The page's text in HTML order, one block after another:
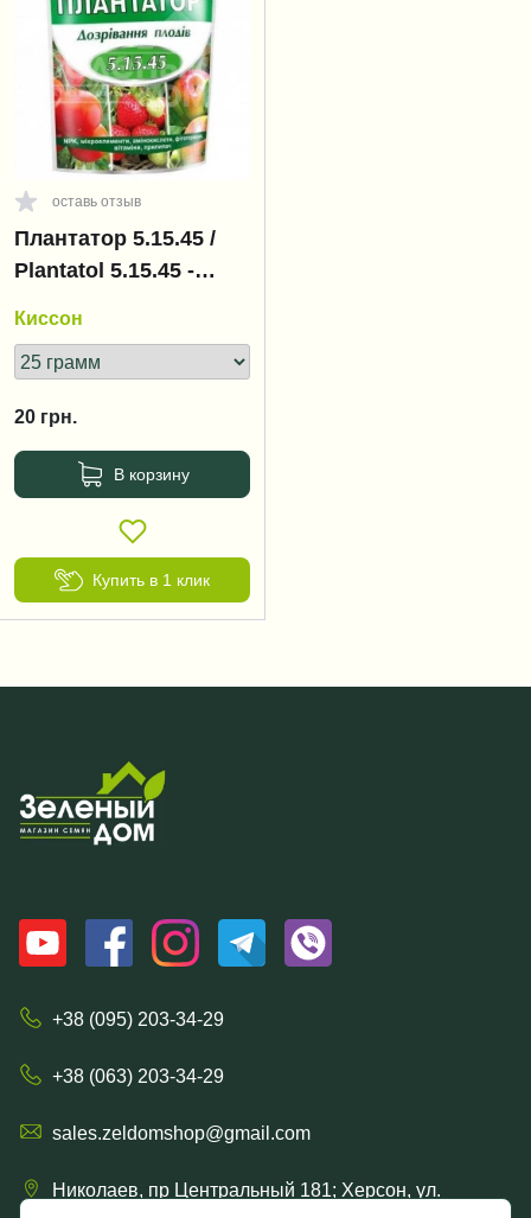
оставь отзыв
Плантатор 5.15.45 /
Plantatol 5.15.45 -
Киссон
20 грн.
В корзину
Купить в 1 клик
+38 (095) 203-34-29
+38 (063) 203-34-29
sales.zeldomshop@gmail.com
Николаев, пр Центральный 181; Херсон, ул.